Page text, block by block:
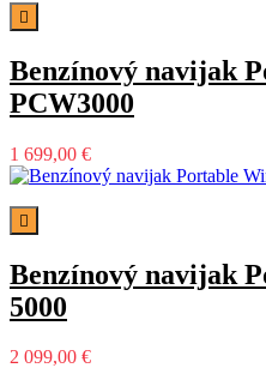

Benzínový navijak
PCW3000
1 699,00 €

Benzínový navijak
5000
2 099,00 €